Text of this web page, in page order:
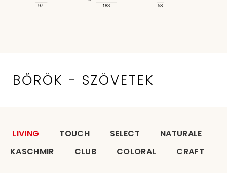
BŐRÖK - SZÖVETEK
LIVING TOUCH SELECT
NATURALE
KASCHMIR
CLUB COLORAL CRAFT